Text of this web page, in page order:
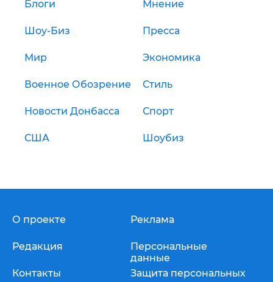
Блоги Мнение
Шоу-Биз Пресса
Мир Экономика
Военное Обозрение Стиль
Новости Донбасса Спорт
США Шоубиз
О проекте
Редакция
Контакты
Реклама
Персональные
данные
Защита персональных